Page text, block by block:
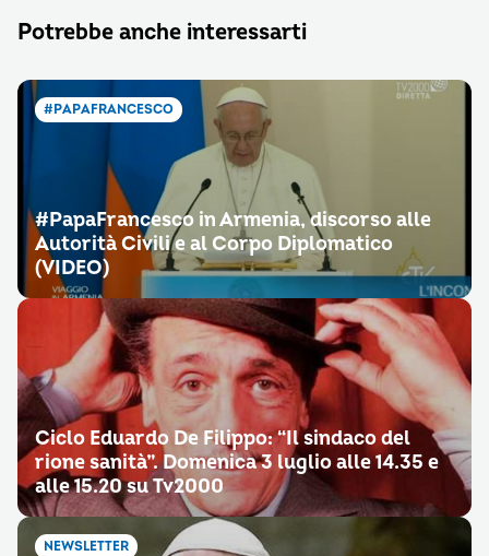
Potrebbe anche interessarti
#PAPAFRANCESCO
#PapaFrancesco in Armenia, discorso alle
Autorità Civili e al Corpo Diplomatico
(VIDEO)
Ciclo Eduardo De Filippo: “Il sindaco del
rione sanità”. Domenica 3 luglio alle 14.35 e
alle 15.20 su Tv2000
NEWSLETTER